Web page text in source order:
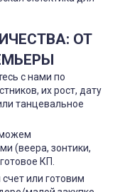
ОТ
с нами по
их рост, дату
танцевальное
(веера, зонтики,
КП.
или готовим